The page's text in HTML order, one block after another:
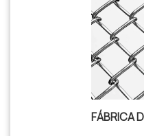
Versatilidade de
Normas de Segurança,
FÁBRICA